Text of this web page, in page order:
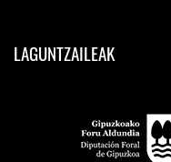
LAGUNTZAILEAK